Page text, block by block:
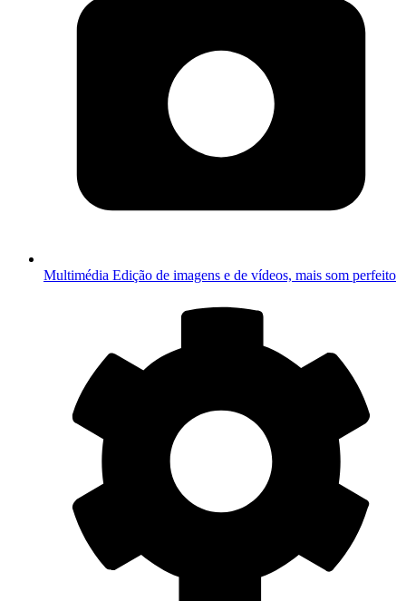
Multimédia Edição de imagens e de vídeos, mais som perfeito